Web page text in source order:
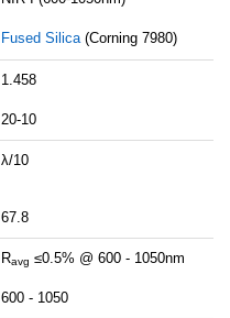
Fused Silica (Corning 7980)
1.458
20-10
λ/10
67.8
Ravg ≤0.5% @ 600 - 1050nm
600 - 1050